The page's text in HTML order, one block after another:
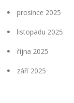
prosince 2025
listopadu 2025
října 2025
září 2025